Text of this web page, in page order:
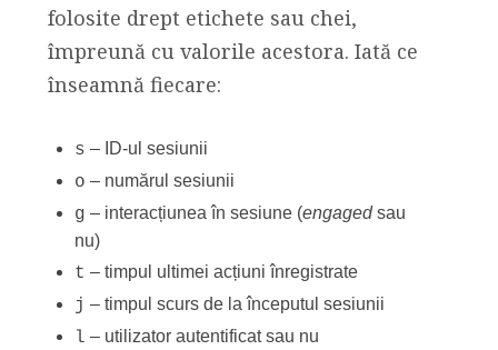
folosite drept etichete sau chei,
împreună cu valorile acestora. Iată ce
înseamnă fiecare:
s – ID-ul sesiunii
o – numărul sesiunii
g – interacțiunea în sesiune (engagedsau
nu)
t – timpul ultimei acțiuni înregistrate
j – timpul scurs de la începutul sesiunii
l – utilizator autentificat sau nu